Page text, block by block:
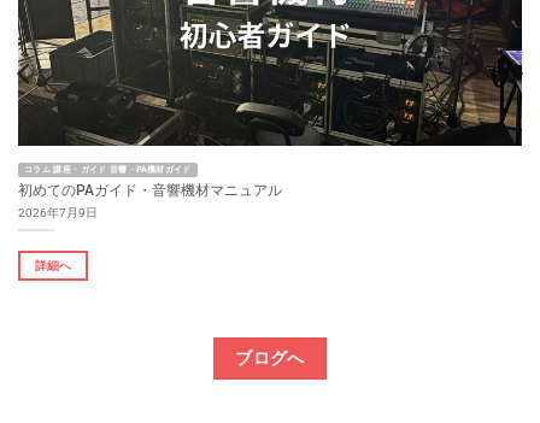
コラム 講座・ガイド 音響・PA機材ガイド
初めてのPAガイド・音響機材マニュアル
2026年7月9日
詳細へ
ブログへ